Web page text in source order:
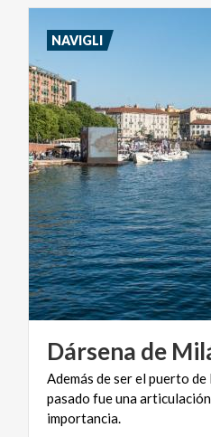
Dársena de
Además de ser el puerto
pasado fue una
importancia.
NAVIGLI